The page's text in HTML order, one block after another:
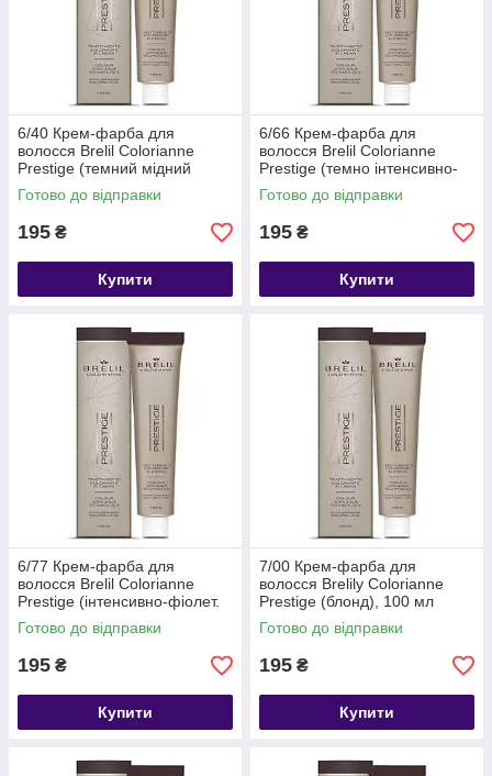
6/40 Крем-фарба для
волосся Brelil Colorianne
Prestige (темний мідний
блонд), 100 мл
Готово до відправки
195 ₴
Купити
6/66 Крем-фарба для
волосся Brelil Colorianne
Prestige (темно інтенсивно-
червоний блонд), 100 мл
Готово до відправки
195 ₴
Купити
6/77 Крем-фарба для
волосся Brelil Colorianne
Prestige (інтенсивно-фіолет.
темний блонд), 100 мл
Готово до відправки
195 ₴
Купити
7/00 Крем-фарба для
волосся Brelily Colorianne
Prestige (блонд), 100 мл
Готово до відправки
195 ₴
Купити